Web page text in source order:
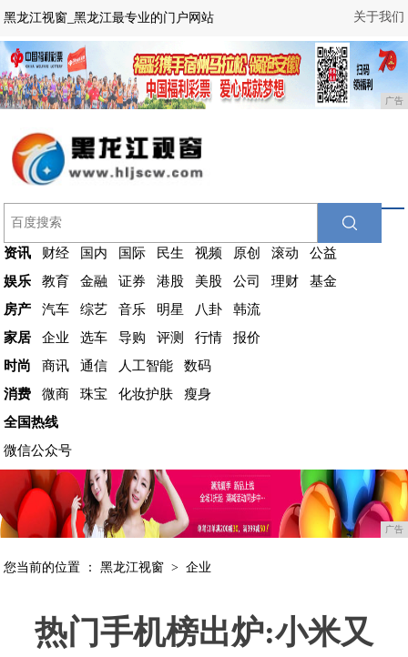
关于我们
黑龙江视窗_黑龙江最专业的门户网站
广告
资讯 财经 国内 国际 民生 视频 原创 滚动
公益
娱乐
教育 金融 证券 港股 美股 公司 理财
基金
房产
汽车 综艺 音乐 明星 八卦
韩流
家居
企业 选车 导购 评测 行情
报价
时尚
商讯 通信 人工智能
数码
消费
微商 珠宝 化妆护肤
瘦身
全国热线
微信公众号
广告
您当前的位置 ：黑龙江视窗 >企业
热门手机榜出炉:小米又